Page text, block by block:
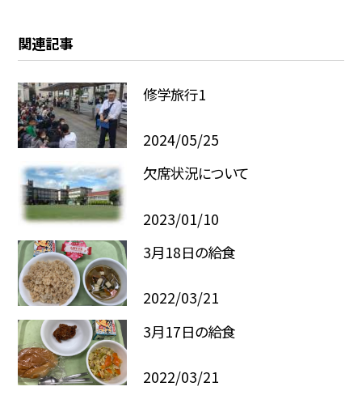
関連記事
修学旅行1
2024/05/25
欠席状況について
2023/01/10
3月18日の給食
2022/03/21
3月17日の給食
2022/03/21